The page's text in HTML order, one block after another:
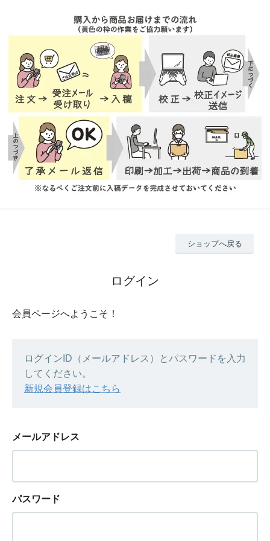
ショップへ戻る
ログイン
会員ページへようこそ！
ログインID（メールアドレス）とパスワードを入力
してください。
新規会員登録はこちら
メールアドレス
パスワード